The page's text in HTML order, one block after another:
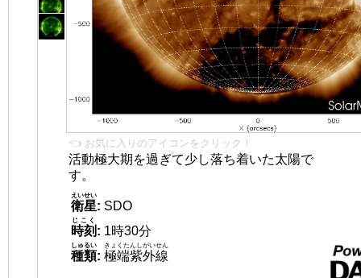
👈 お気に入りのアイコンをクリック！
活動極大期を過ぎて少し落ち着いた太陽で
す。
衛星
えいせい
: SDO
時刻
じこく
: 1時30分
種類
しゅるい
: 極端紫外線
きょくたんしがいせん